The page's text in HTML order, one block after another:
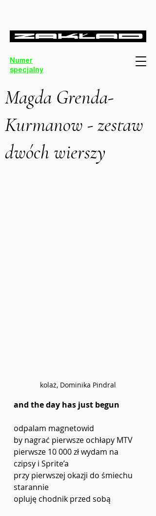
Numer
specjalny
Magda Grenda-
Kurmanow - zestaw
dwóch wierszy
kolaż, Dominika Pindral
and the day has just begun
odpalam magnetowid
by nagrać pierwsze ochłapy MTV
pierwsze 10 000 zł wydam na
czipsy i Sprite’a
przy pierwszej okazji do śmiechu
starannie
opluję chodnik przed sobą